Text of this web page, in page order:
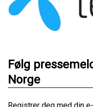
Følg
Norge